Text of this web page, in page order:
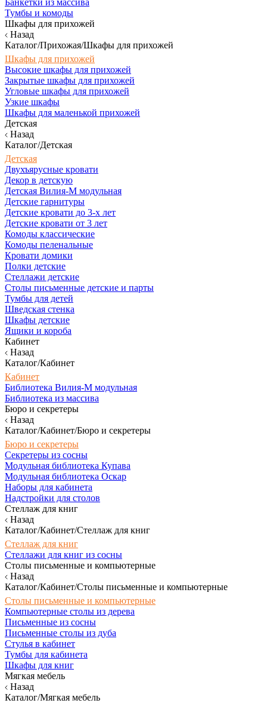
Банкетки из массива
Тумбы и комоды
Шкафы для прихожей
Назад
Каталог/Прихожая/Шкафы для прихожей
Шкафы для прихожей
Высокие шкафы для прихожей
Закрытые шкафы для прихожей
Угловые шкафы для прихожей
Узкие шкафы
Шкафы для маленькой прихожей
Детская
Назад
Каталог/Детская
Детская
Двухъярусные кровати
Декор в детскую
Детская Вилия-М модульная
Детские гарнитуры
Детские кровати до 3-х лет
Детские кровати от 3 лет
Комоды классические
Комоды пеленальные
Кровати домики
Полки детские
Стеллажи детские
Столы письменные детские и парты
Тумбы для детей
Шведская стенка
Шкафы детские
Ящики и короба
Кабинет
Назад
Каталог/Кабинет
Кабинет
Библиотека Вилия-М модульная
Библиотека из массива
Бюро и секретеры
Назад
Каталог/Кабинет/Бюро и секретеры
Бюро и секретеры
Секретеры из сосны
Модульная библиотека Купава
Модульная библиотека Оскар
Наборы для кабинета
Надстройки для столов
Стеллаж для книг
Назад
Каталог/Кабинет/Стеллаж для книг
Стеллаж для книг
Стеллажи для книг из сосны
Столы письменные и компьютерные
Назад
Каталог/Кабинет/Столы письменные и компьютерные
Столы письменные и компьютерные
Компьютерные столы из дерева
Письменные из сосны
Письменные столы из дуба
Стулья в кабинет
Тумбы для кабинета
Шкафы для книг
Мягкая мебель
Назад
Каталог/Мягкая мебель